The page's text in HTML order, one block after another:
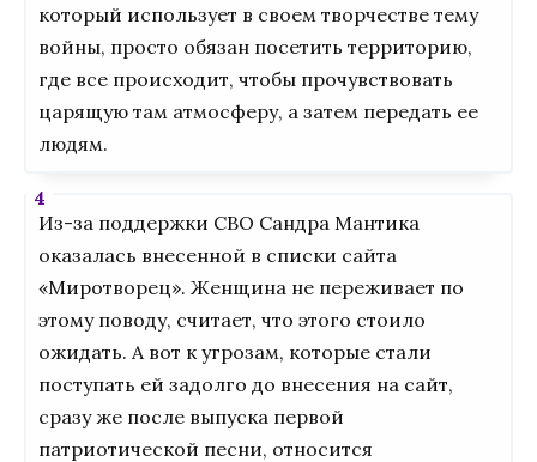
который использует в своем творчестве тему
войны, просто обязан посетить территорию,
где все происходит, чтобы прочувствовать
царящую там атмосферу, а затем передать ее
людям.
Из-за поддержки СВО Сандра Мантика
оказалась внесенной в списки сайта
«Миротворец». Женщина не переживает по
этому поводу, считает, что этого стоило
ожидать. А вот к угрозам, которые стали
поступать ей задолго до внесения на сайт,
сразу же после выпуска первой
патриотической песни, относится